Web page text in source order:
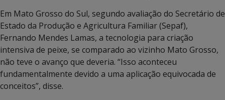
Em Mato Grosso do Sul, segundo avaliação do Secretário de
Estado da Produção e Agricultura Familiar (Sepaf),
Fernando Mendes Lamas, a tecnologia para criação
intensiva de peixe, se comparado ao vizinho Mato Grosso,
não teve o avanço que deveria. “Isso aconteceu
fundamentalmente devido a uma aplicação equivocada de
conceitos”, disse.